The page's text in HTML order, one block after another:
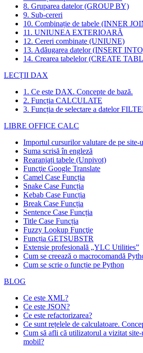
8. Gruparea datelor (GROUP BY)
9. Sub-cereri
10. Combinație de tabele (INNER
11. UNIUNEA EXTERIOARĂ
12. Cereri combinate (UNIUNE)
13. Adăugarea datelor (INSERT
14. Crearea tabelelor (CREATE
LECȚII DAX
1. Ce este DAX. Concepte de bază.
2. Funcția CALCULATE
3. Funcția de selectare a datelor
LIBRE OFFICE CALC
Importul cursurilor valutare de pe
Suma scrisă în engleză
Rearanjați tabele (Unpivot)
Funcţie Google Translate
Camel Case Funcția
Snake Case Funcția
Kebab Case Funcția
Break Case Funcția
Sentence Case Funcția
Title Case Funcția
Fuzzy Lookup Funcţie
Funcția GETSUBSTR
Extensie profesională „YLC Utilities”
Cum se creează o macrocomandă
Cum se scrie o funcție pe Python
BLOG
Ce este XML?
Ce este JSON?
Ce este refactorizarea?
Ce sunt rețelele de calculatoare.
Cum să afli că utilizatorul a vizitat
mobil?